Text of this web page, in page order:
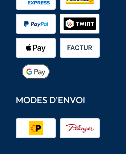
MODES D'ENVOI